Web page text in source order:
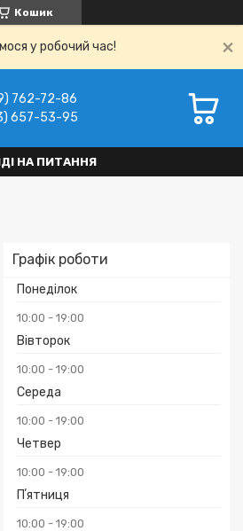
Кошик
у робочий час!
762-72-86
657-53-95
НА ПИТАННЯ
Графік роботи
Понеділок
10:00 19:00
Вівторок
10:00 19:00
Середа
10:00 19:00
Четвер
10:00 19:00
Пʼятниця
10:00 19:00